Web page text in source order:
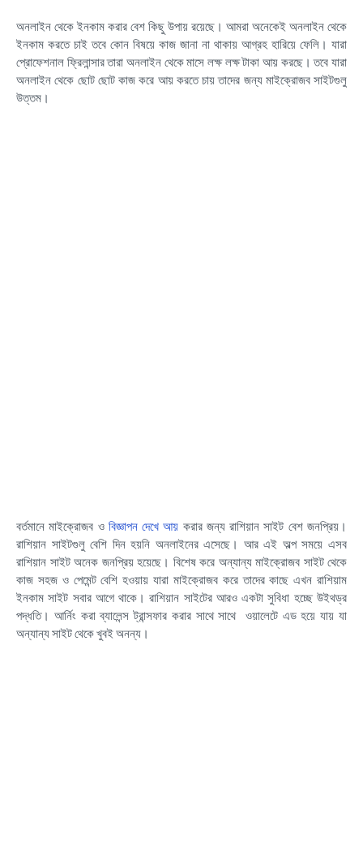
অনলাইন থেকে ইনকাম করার বেশ কিছু উপায় রয়েছে। আমরা অনেকেই অনলাইন থেকে
ইনকাম করতে চাই তবে কোন বিষয়ে কাজ জানা না থাকায় আগ্রহ হারিয়ে ফেলি। যারা
প্রোফেশনাল ফ্রিলান্সার তারা অনলাইন থেকে মাসে লক্ষ লক্ষ টাকা আয় করছে। তবে যারা
অনলাইন থেকে ছোট ছোট কাজ করে আয় করতে চায় তাদের জন্য মাইক্রোজব সাইটগুলু
উত্তম।
বর্তমানে মাইক্রোজব ও বিজ্ঞাপন দেখে আয় করার জন্য রাশিয়ান সাইট বেশ জনপ্রিয়।
রাশিয়ান সাইটগুলু বেশি দিন হয়নি অনলাইনের এসেছে। আর এই অল্প সময়ে এসব
রাশিয়ান সাইট অনেক জনপ্রিয় হয়েছে। বিশেষ করে অন্যান্য মাইক্রোজব সাইট থেকে
কাজ সহজ ও পেমেন্ট বেশি হওয়ায় যারা মাইক্রোজব করে তাদের কাছে এখন রাশিয়াম
ইনকাম সাইট সবার আগে থাকে। রাশিয়ান সাইটের আরও একটা সুবিধা হচ্ছে উইথড্র
পদ্ধতি। আর্নিং করা ব্যালেন্স ট্রান্সফার করার সাথে সাথে ওয়ালেটে এড হয়ে যায় যা
অন্যান্য সাইট থেকে খুবই অনন্য।